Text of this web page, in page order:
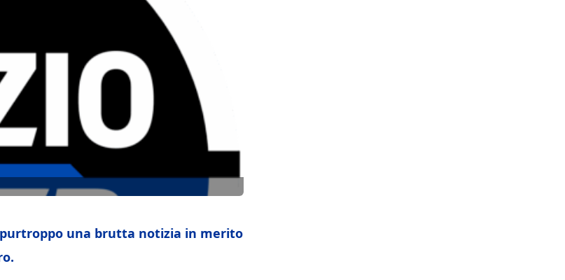
una brutta notizia in merito